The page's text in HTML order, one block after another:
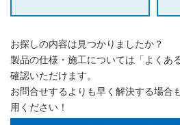
お探しの内容は見つかりましたか？
製品の仕様・施工については「よくあ
確認いただけます。
お問合せするよりも早く解決する場合
用ください！